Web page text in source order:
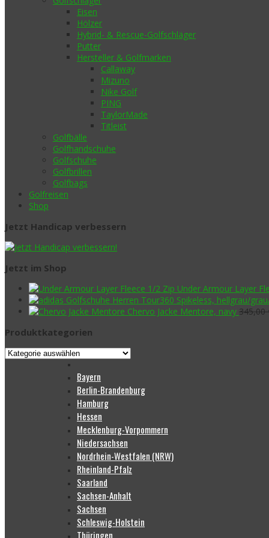
Eisen
Hölzer
Hybrid- & Rescue-Golfschläger
Putter
Hersteller & Golfmarken
Callaway
Mizuno
Nike Golf
PING
TaylorMade
Titleist
Golfbälle
Golfhandschuhe
Golfschuhe
Golfbrillen
Golfbags
Golfreisen
Shop
Jetzt Handicap verbessern
Jetzt im Shop
Under Armour Layer
Chervo Jacke Mentore, navy 345,00
Produktkategorien
Bayern
Berlin-Brandenburg
Hamburg
Hessen
Mecklenburg-Vorpommern
Niedersachsen
Nordrhein-Westfalen (NRW)
Rheinland-Pfalz
Saarland
Sachsen-Anhalt
Sachsen
Schleswig-Holstein
Thüringen